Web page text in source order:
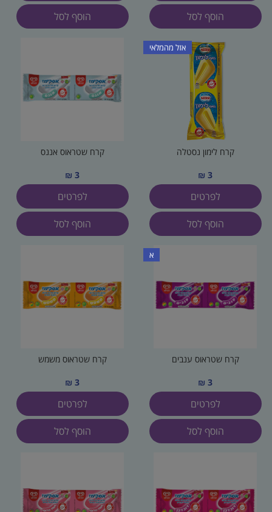
הוסף לסל הוסף לסל
אזל מהמלאי
קרח לימון נסטלה
3 ₪
לפרטים
הוסף לסל
קרח שטראוס אננס
3 ₪
לפרטים
הוסף לסל
א
קרח שטראוס ענבים
3 ₪
לפרטים
הוסף לסל
קרח שטראוס משמש
3 ₪
לפרטים
הוסף לסל